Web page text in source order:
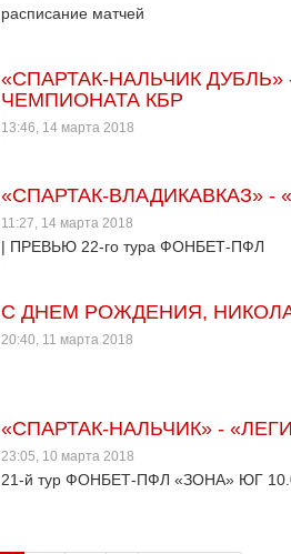
расписание матчей
«СПАРТАК-НАЛЬЧИК
ЧЕМПИОНАТА КБР
13:46, 14 марта 2018
«СПАРТАК-ВЛАДИКАВКАЗ» -
11:27, 14 марта 2018
| ПРЕВЬЮ 22-го тура ФОНБЕТ-ПФЛ
С ДНЕМ РОЖДЕНИЯ,
20:40, 11 марта 2018
«СПАРТАК-НАЛЬЧИК» -
23:05, 10 марта 2018
21-й тур ФОНБЕТ-ПФЛ «ЗОНА» ЮГ